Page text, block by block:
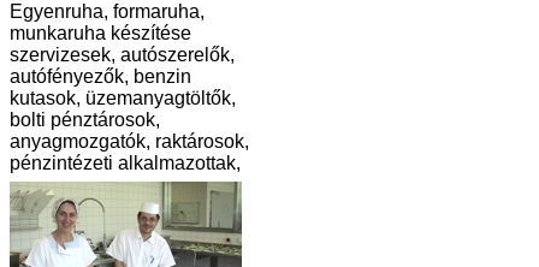
Egyenruha, formaruha,
munkaruha készítése
szervizesek, autószerelők,
autófényezők, benzin
kutasok, üzemanyagtöltők,
bolti pénztárosok,
anyagmozgatók, raktárosok,
pénzintézeti alkalmazottak,